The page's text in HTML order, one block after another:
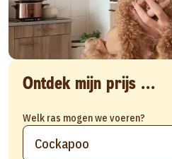
Ontdek mijn prijs ...
Welk ras mogen we voeren?